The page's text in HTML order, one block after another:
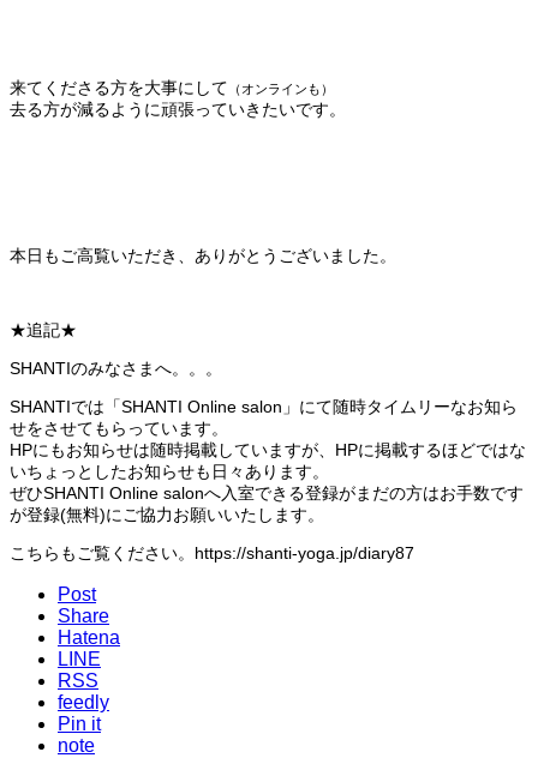
来てくださる方を大事にして （オンラインも）
去る方が減るように頑張っていきたいです。
本日もご高覧いただき、ありがとうございました。
★追記★
SHANTIのみなさまへ。。。
SHANTIでは「SHANTI Online salon」にて随時タイムリーなお知ら
せをさせてもらっています。
HPにもお知らせは随時掲載していますが、HPに掲載するほどではな
いちょっとしたお知らせも日々あります。
ぜひSHANTI Online salonへ入室できる登録がまだの方はお手数です
が登録(無料)にご協力お願いいたします。
こちらもご覧ください。https://shanti-yoga.jp/diary87
Post
Share
Hatena
LINE
RSS
feedly
Pin it
note